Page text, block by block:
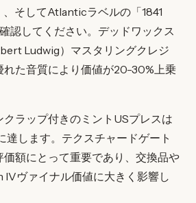
、そしてAtlanticラベルの「1841
認してください。デッドワックス
Ludwig）マスタリングクレジ
れた音質により価値が20-30%上乗
ラップ付きのミントUSプレスは
達します。テクスチャードゲート
価額にとって重要であり、交換品や
IVヴァイナル価値に大きく影響し